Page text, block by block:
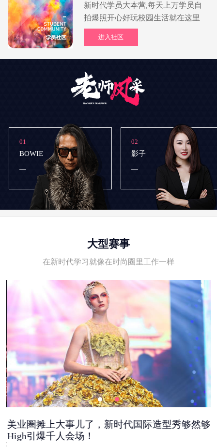
新时代学员大本营,每天上万学员自
拍爆照开心好玩校园生活就在这里
进入社区
01
BOWIE
02
影子
大型赛事
在新时代学习就像在时尚圈里工作一样
美业圈摊上大事儿了，新时代国际造型秀够然够
High引爆千人会场！